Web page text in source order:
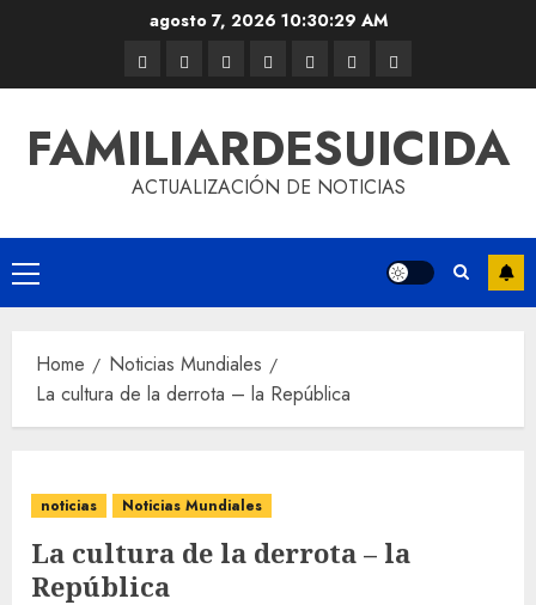
agosto 7, 2026 10:30:29 AM
FAMILIARDESUICIDA
ACTUALIZACIÓN DE NOTICIAS
Home
Noticias Mundiales
La cultura de la derrota – la República
noticias Noticias Mundiales
La cultura de la derrota – la
República